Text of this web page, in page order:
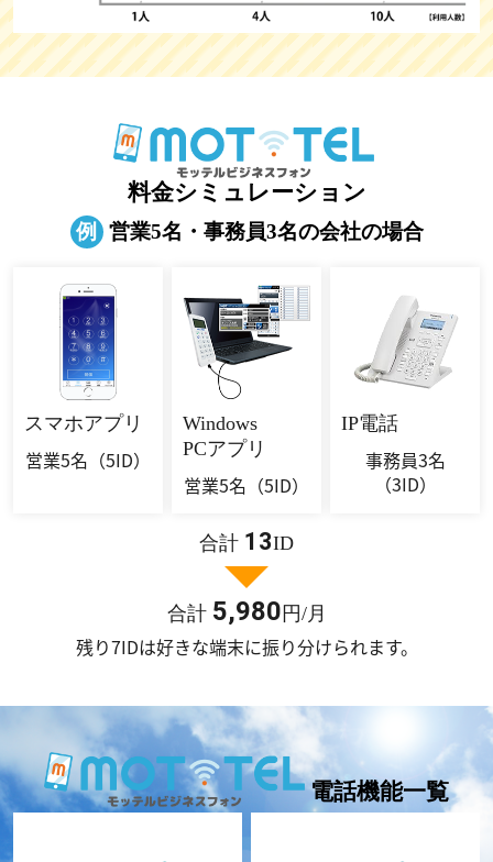
料金シミュレーション
例 営業5名・事務員3名の会社の場合
スマホアプリ
営業5名 （5ID）
Windows
PCアプリ
営業5名 （5ID）
IP電話
事務員3名
（3ID）
合計 13ID
合計 5,980 円/月
残り7IDは好きな端末に振り分けられます。
電話機能一覧